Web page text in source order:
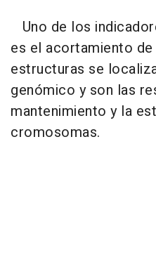
Uno de los
es el acortamiento
estructuras se
genómico y son las
mantenimiento y la
cromosomas.